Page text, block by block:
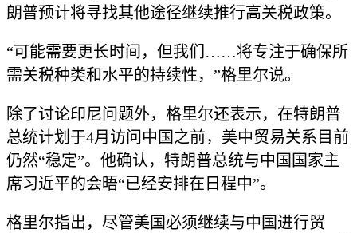
朗普预计将寻找其他途径继续推行高关税政策。
“可能需要更长时间，但我们……将专注于确保所
需关税种类和水平的持续性，”格里尔说。
除了讨论印尼问题外，格里尔还表示，在特朗普
总统计划于4月访问中国之前，美中贸易关系目前
仍然“稳定”。他确认，特朗普总统与中国国家主
席习近平的会晤“已经安排在日程中”。
格里尔指出，尽管美国必须继续与中国进行贸